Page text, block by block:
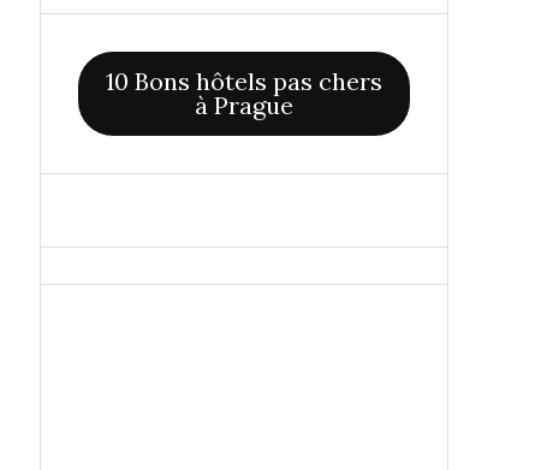
10 Bons hôtels pas chers
à Prague